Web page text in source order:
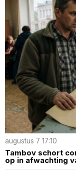
augustus 7 17:10
Tambov schort
op in afwachting